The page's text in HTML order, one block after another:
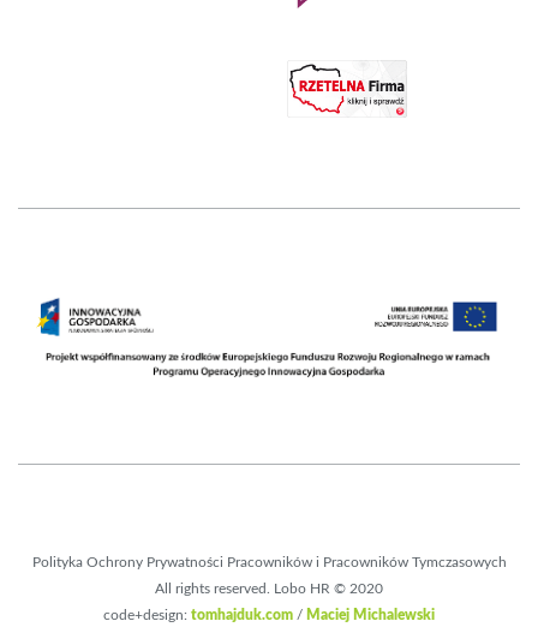
Polityka Ochrony Prywatności Pracowników i Pracowników Tymczasowych
All rights reserved. Lobo HR © 2020
code+design: tomhajduk.com / Maciej Michalewski